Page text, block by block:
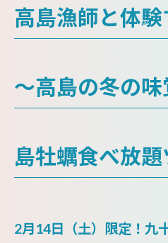
高島漁師と体
～高島の冬の
島牡蠣食べ放題
2月14日（土）限定！九